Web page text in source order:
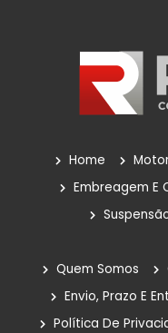
Home
Embreagem E
Quem Somos
Envio, Prazo E
Política De